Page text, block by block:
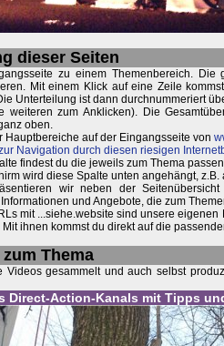
dieser Seiten
zu einem Themenbereich.
Mit einem Klick auf eine Zeile
Unterteilung ist dann durchnummeriert
weiteren zum Anklicken). Die
oben.
Hauptbereiche auf der Eingangsseite von
Navigation durch diesen riesigen
findest du die jeweils zum Thema
wird diese Spalte unten angehängt,
wir neben der
und Angebote, die zum
mit ...siehe.website sind unsere
ihnen kommst du direkt auf die
Thema
Videos gesammelt und auch selbst
Direct-Action-Kanals mit Tipps